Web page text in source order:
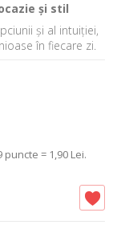
și stil
și al intuiției,
în fiecare zi.
puncte = 1,90 Lei.